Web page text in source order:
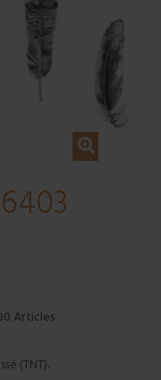
Articles
(TNT).